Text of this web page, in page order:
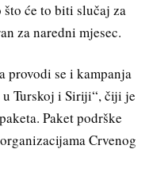
će to biti slučaj za
za naredni mjesec.
provodi se i kampanja
u Turskoj i Siriji“, čiji je
Paket podrške
Crvenog